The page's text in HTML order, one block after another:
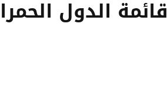
قائمة الدول